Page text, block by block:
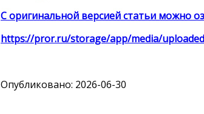
С оригинальной версией статьи можно
https://pror.ru/storage/app/media/
Опубликовано: 2026-06-30